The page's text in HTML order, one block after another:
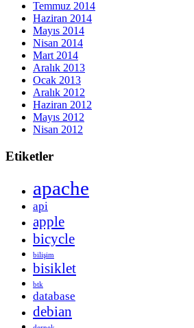
Temmuz 2014
Haziran 2014
Mayıs 2014
Nisan 2014
Mart 2014
Aralık 2013
Ocak 2013
Aralık 2012
Haziran 2012
Mayıs 2012
Nisan 2012
Etiketler
apache
api
apple
bicycle
bilişim
bisiklet
btk
database
debian